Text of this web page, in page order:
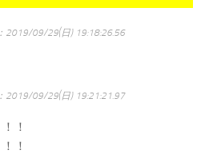
：2019/09/29(日) 19:18:26.56
：2019/09/29(日) 19:21:21.97
！
！